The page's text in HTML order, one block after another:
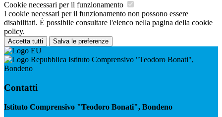
Cookie necessari per il funzionamento
I cookie necessari per il funzionamento non possono essere
disabilitati. È possibile consultare l'elenco nella pagina della cookie
policy.
Accetta tutti Salva le preferenze
Istituto Comprensivo "Teodoro Bonati",
Bondeno
Contatti
Istituto Comprensivo "Teodoro Bonati", Bondeno